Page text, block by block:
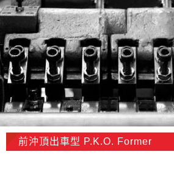
前沖頂出車型 P.K.O. Former